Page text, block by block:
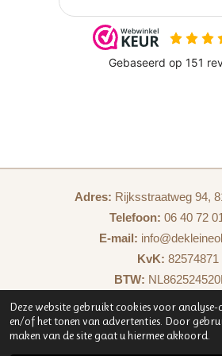
Deze website gebruikt cookies voor analyse-
en/of het tonen van advertenties. Door
maken van de site gaat u hiermee akkoord.
Adres: Rijksstraatweg 94,
Telefoon: 06 40 72
E-mail:
KvK: 82574871
BTW:
Algemene voorwaarden|
Retourbeleid| Verzendbeleid|
Contact|De kleine olifant - Zakelijk